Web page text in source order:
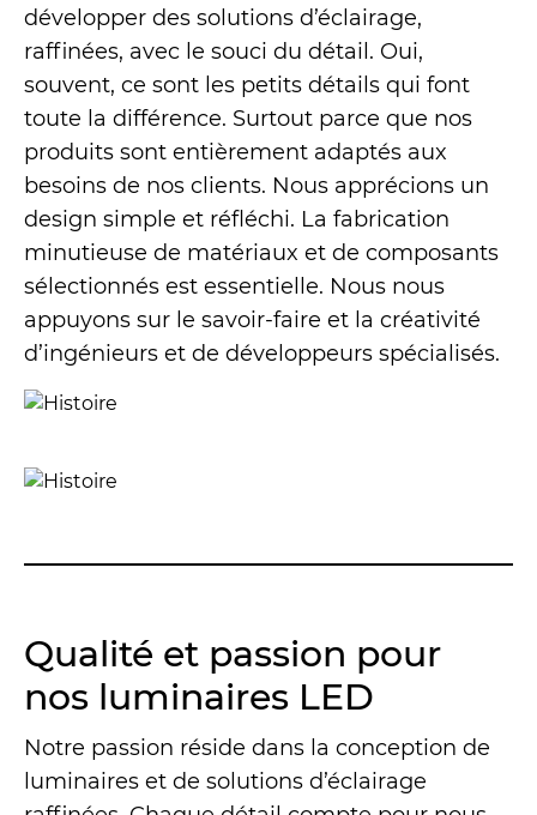
développer des solutions d’éclairage,
raffinées, avec le souci du détail. Oui,
souvent, ce sont les petits détails qui font
toute la différence. Surtout parce que nos
produits sont entièrement adaptés aux
besoins de nos clients. Nous apprécions un
design simple et réfléchi. La fabrication
minutieuse de matériaux et de composants
sélectionnés est essentielle. Nous nous
appuyons sur le savoir-faire et la créativité
d’ingénieurs et de développeurs spécialisés.
Qualité et passion pour
nos luminaires LED
Notre passion réside dans la conception de
luminaires et de solutions d’éclairage